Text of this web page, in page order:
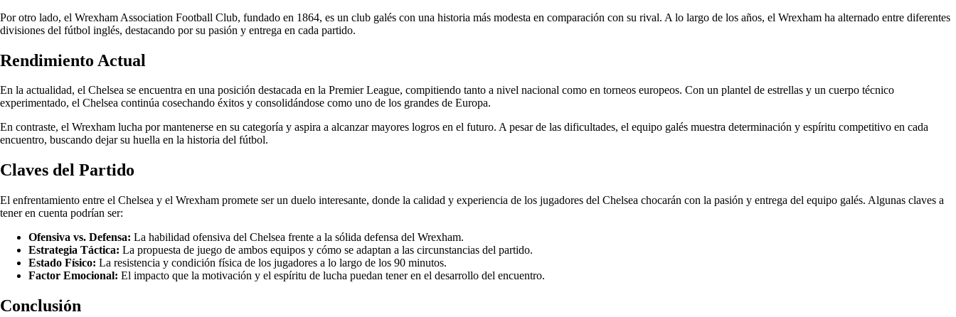
Por otro lado, el Wrexham Association Football Club, fundado en 1864, es un club galés con una historia más modesta en comparación con su rival. A lo largo de los años, el Wrexham ha alternado entre diferentes
divisiones del fútbol inglés, destacando por su pasión y entrega en cada partido.
Rendimiento Actual
En la actualidad, el Chelsea se encuentra en una posición destacada en la Premier League, compitiendo tanto a nivel nacional como en torneos europeos. Con un plantel de estrellas y un cuerpo técnico
experimentado, el Chelsea continúa cosechando éxitos y consolidándose como uno de los grandes de Europa.
En contraste, el Wrexham lucha por mantenerse en su categoría y aspira a alcanzar mayores logros en el futuro. A pesar de las dificultades, el equipo galés muestra determinación y espíritu competitivo en cada
encuentro, buscando dejar su huella en la historia del fútbol.
Claves del Partido
El enfrentamiento entre el Chelsea y el Wrexham promete ser un duelo interesante, donde la calidad y experiencia de los jugadores del Chelsea chocarán con la pasión y entrega del equipo galés. Algunas claves a
tener en cuenta podrían ser:
Ofensiva vs. Defensa: La habilidad ofensiva del Chelsea frente a la sólida defensa del Wrexham.
Estrategia Táctica: La propuesta de juego de ambos equipos y cómo se adaptan a las circunstancias del partido.
Estado Físico: La resistencia y condición física de los jugadores a lo largo de los 90 minutos.
Factor Emocional: El impacto que la motivación y el espíritu de lucha puedan tener en el desarrollo del encuentro.
Conclusión